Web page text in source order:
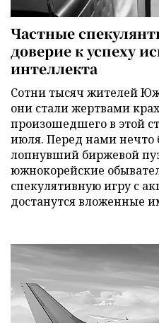
Частные
доверие к успеху
интеллекта
Сотни тысяч жителей
они стали жертвами
произошедшего в этой
июля. Перед нами нечто
лопнувший биржевой
южнокорейские
спекулятивную игру с
достанутся вложенные